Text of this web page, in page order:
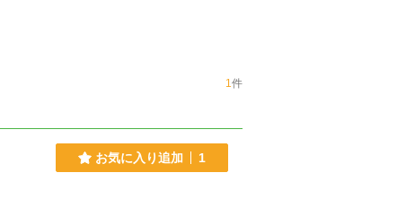
1件
お気に入り追加 1